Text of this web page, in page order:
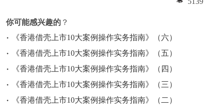
你可能感兴趣的 ？
《香港借壳上市10大案例操作实务指南》（六）
《香港借壳上市10大案例操作实务指南》（五）
《香港借壳上市10大案例操作实务指南》（四）
《香港借壳上市10大案例操作实务指南》（三）
《香港借壳上市10大案例操作实务指南》（二）